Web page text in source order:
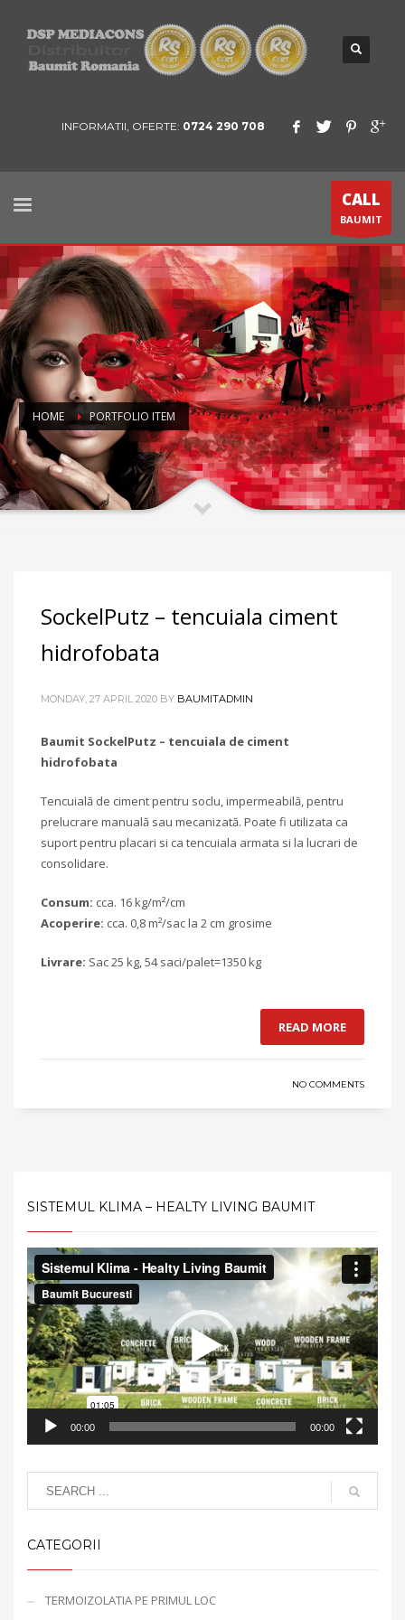
INFORMATII, OFERTE: 0724 290 708
CALL
BAUMIT
HOME PORTFOLIO ITEM
SockelPutz – tencuiala ciment
hidrofobata
MONDAY, 27 APRIL 2020 BY BAUMITADMIN
Baumit SockelPutz – tencuiala de ciment
hidrofobata
Tencuială de ciment pentru soclu, impermeabilă, pentru
prelucrare manuală sau mecanizată. Poate fi utilizata ca
suport pentru placari si ca tencuiala armata si la lucrari de
consolidare.
Consum: cca. 16 kg/m²/cm
Acoperire: cca. 0,8 m²/sac la 2 cm grosime
Livrare: Sac 25 kg, 54 saci/palet=1350 kg
READ MORE
NO COMMENTS
SISTEMUL KLIMA – HEALTY LIVING BAUMIT
Video
Player
00:00 00:00
CATEGORII
TERMOIZOLATIA PE PRIMUL LOC